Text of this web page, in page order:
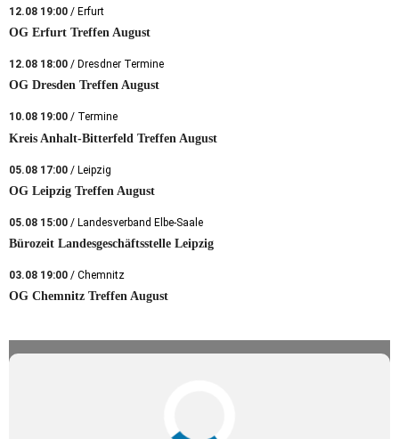
12.08 19:00 / Erfurt
OG Erfurt Treffen August
12.08 18:00 / Dresdner Termine
OG Dresden Treffen August
10.08 19:00 / Termine
Kreis Anhalt-Bitterfeld Treffen August
05.08 17:00 / Leipzig
OG Leipzig Treffen August
05.08 15:00 / Landesverband Elbe-Saale
Bürozeit Landesgeschäftsstelle Leipzig
03.08 19:00 / Chemnitz
OG Chemnitz Treffen August